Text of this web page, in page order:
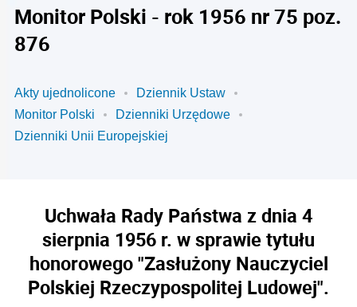
Monitor Polski - rok 1956 nr 75 poz.
876
Akty ujednolicone
Dziennik Ustaw
Monitor Polski
Dzienniki Urzędowe
Dzienniki Unii Europejskiej
Uchwała Rady Państwa z dnia 4
sierpnia 1956 r. w sprawie tytułu
honorowego "Zasłużony Nauczyciel
Polskiej Rzeczypospolitej Ludowej".